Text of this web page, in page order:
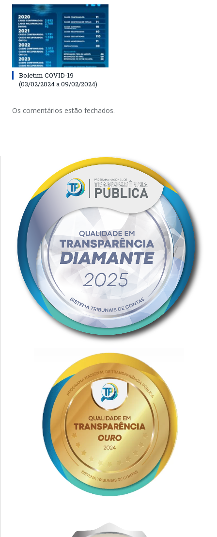
Boletim COVID-19
(03/02/2024 a 09/02/2024)
Os comentários estão fechados.